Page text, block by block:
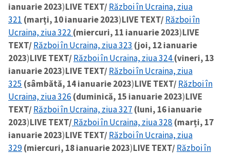
ianuarie 2023)LIVE TEXT/Război în Ucraina, ziua
321 (marți, 10 ianuarie 2023)LIVE TEXT/Război în
Ucraina, ziua 322 (miercuri, 11 ianuarie 2023)LIVE
TEXT/Război în Ucraina, ziua 323 (joi, 12 ianuarie
2023)LIVE TEXT/Război în Ucraina, ziua 324(vineri, 13
ianuarie 2023)LIVE TEXT/Război în Ucraina, ziua
325 (sâmbătă, 14 ianuarie 2023)LIVE TEXT/Război în
Ucraina, ziua 326 (duminică, 15 ianuarie 2023)LIVE
TEXT/Război în Ucraina, ziua 327 (luni, 16 ianuarie
2023)LIVE TEXT/Război în Ucraina, ziua 328 (marți, 17
ianuarie 2023)LIVE TEXT/Război în Ucraina, ziua
329(miercuri, 18 ianuarie 2023)LIVE TEXT/Război în